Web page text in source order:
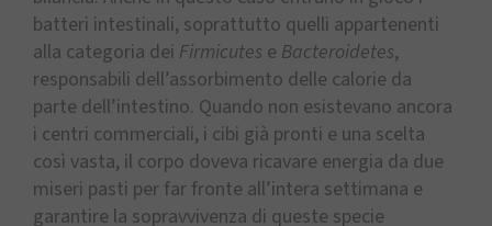
batteri intestinali, soprattutto quelli appartenenti
alla categoria dei Firmicutes e Bacteroidetes,
responsabili dell’assorbimento delle calorie da
parte dell’intestino. Quando non esistevano ancora
i centri commerciali, i cibi già pronti e una scelta
così vasta, il corpo doveva ricavare energia da due
miseri pasti per far fronte all’intera settimana e
garantire la sopravvivenza di queste specie